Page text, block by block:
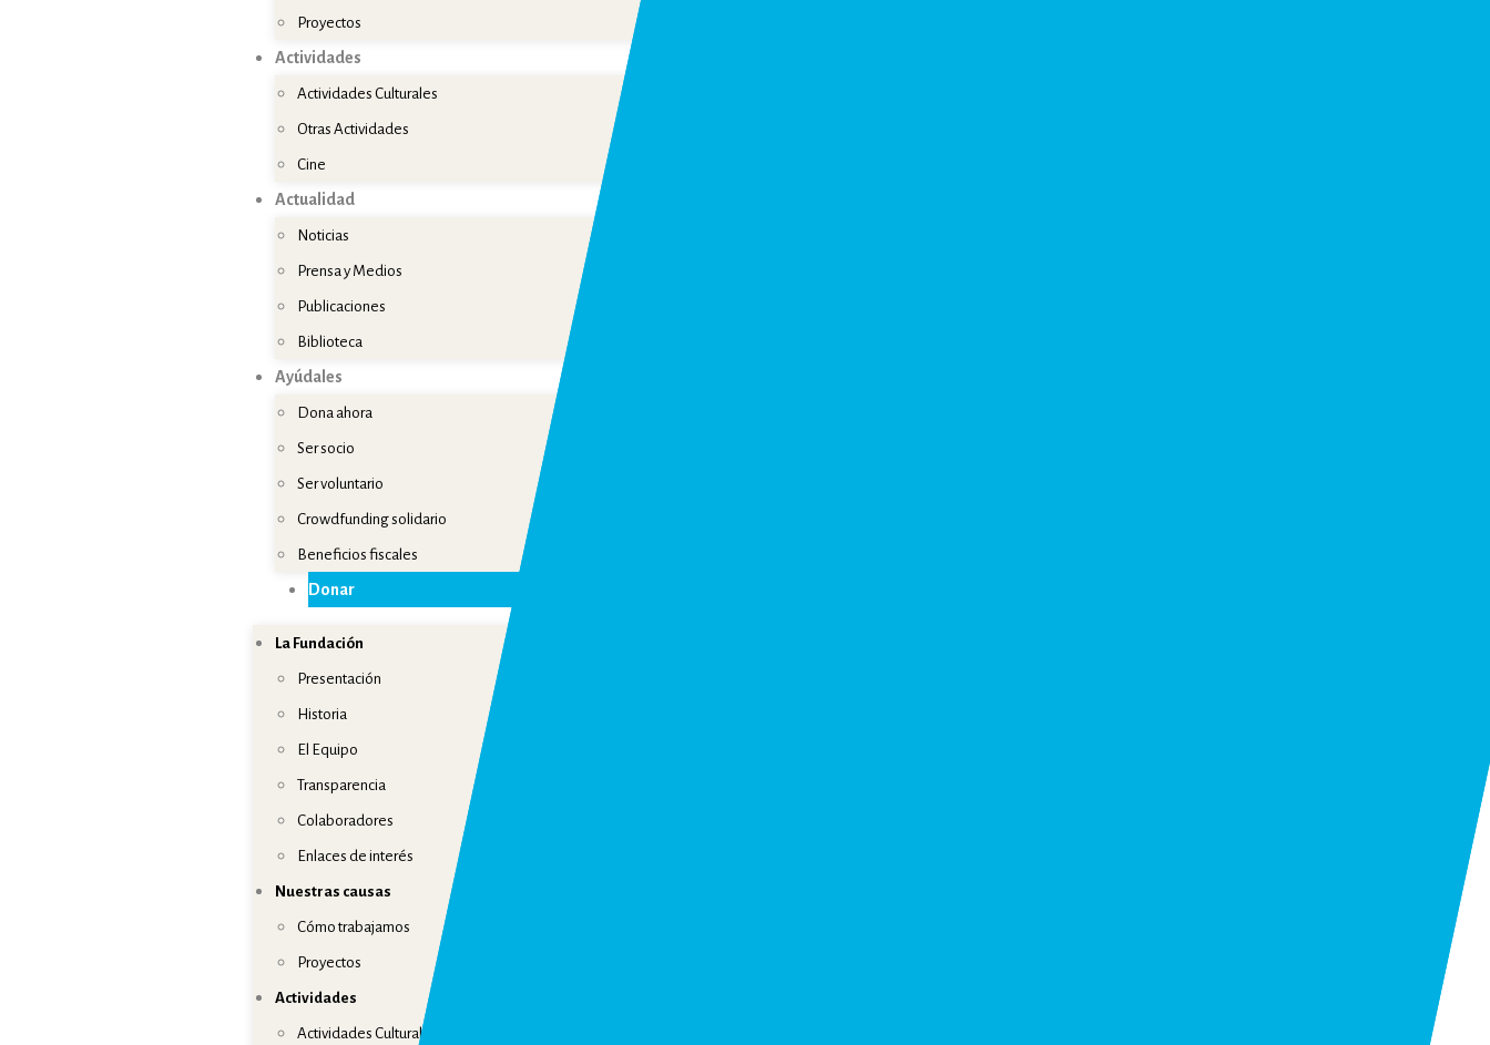
Proyectos
Actividades
Actividades Culturales
Otras Actividades
Cine
Actualidad
Noticias
Prensa y Medios
Publicaciones
Biblioteca
Ayúdales
Dona ahora
Ser socio
Ser voluntario
Crowdfunding solidario
Beneficios fiscales
Donar
La Fundación
Presentación
Historia
El Equipo
Transparencia
Colaboradores
Enlaces de interés
Nuestras causas
Cómo trabajamos
Proyectos
Actividades
Actividades Culturales